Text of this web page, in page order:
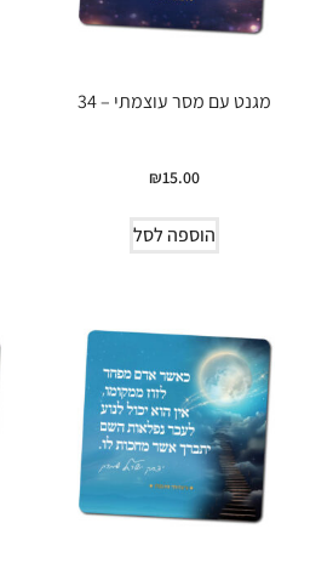
מגנט עם מסר עוצמתי – 34
₪15.00
הוספה לסל